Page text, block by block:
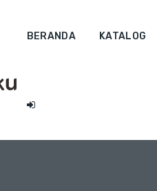
BERANDA KATALOG